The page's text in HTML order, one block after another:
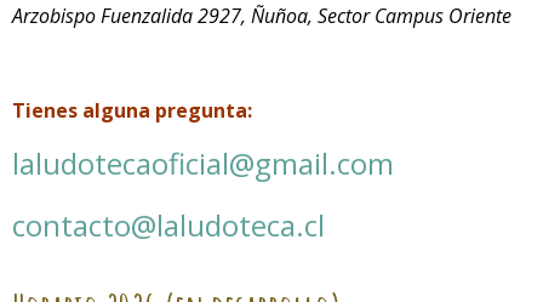
Arzobispo Fuenzalida 2927, Ñuñoa, Sector Campus Oriente
Tienes alguna pregunta:
laludotecaoficial@gmail.com
contacto@laludoteca.cl